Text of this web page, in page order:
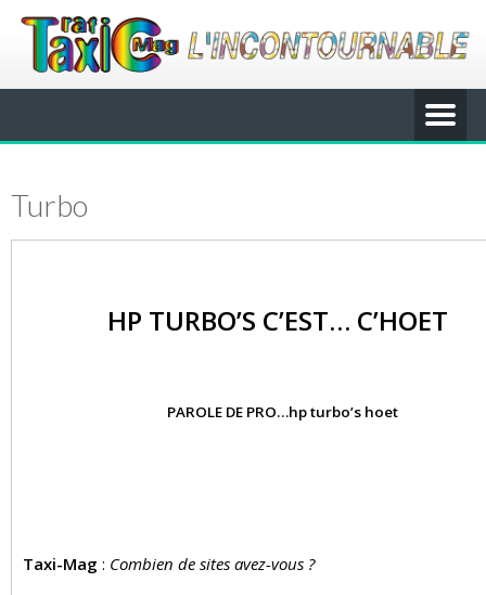
Turbo
HP TURBO’S C’EST… C’HOET
PAROLE DE PRO…hp turbo’s hoet
Taxi-Mag : Combien de sites avez-vous ?